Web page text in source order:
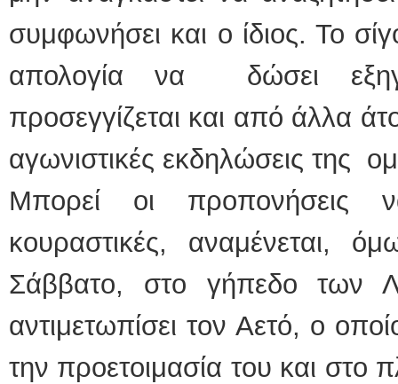
συμφωνήσει και ο ίδιος. Το
απολογία να δώσει
προσεγγίζεται και από άλλα
αγωνιστικές εκδηλώσεις της
Μπορεί οι προπονήσεις
κουραστικές, αναμένεται,
Σάββατο, στο γήπεδο των
αντιμετωπίσει τον Αετό, ο
την προετοιμασία του και στο